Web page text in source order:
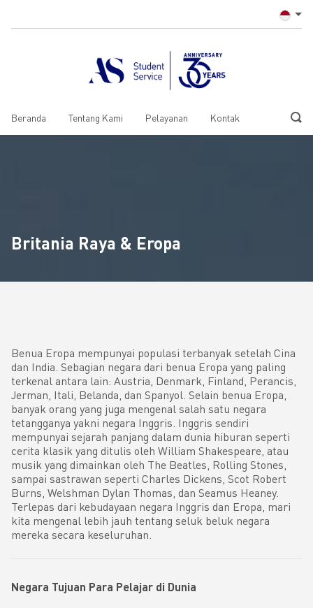
Beranda Tentang Kami Pelayanan Kontak
Britania Raya & Eropa
Benua Eropa mempunyai populasi terbanyak setelah Cina
dan India. Sebagian negara dari benua Eropa yang paling
terkenal antara lain: Austria, Denmark, Finland, Perancis,
Jerman, Itali, Belanda, dan Spanyol. Selain benua Eropa,
banyak orang yang juga mengenal salah satu negara
tetangganya yakni negara Inggris. Inggris sendiri
mempunyai sejarah panjang dalam dunia hiburan seperti
cerita klasik yang ditulis oleh William Shakespeare, atau
musik yang dimainkan oleh The Beatles, Rolling Stones,
sampai sastrawan seperti Charles Dickens, Scot Robert
Burns, Welshman Dylan Thomas, dan Seamus Heaney.
Terlepas dari kebudayaan negara Inggris dan Eropa, mari
kita mengenal lebih jauh tentang seluk beluk negara
mereka secara keseluruhan.
Negara Tujuan Para Pelajar di Dunia